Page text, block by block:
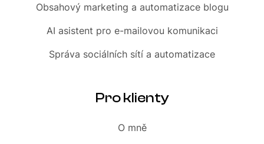
Obsahový marketing a automatizace blogu
AI asistent pro e-mailovou komunikaci
Správa sociálních sítí a automatizace
Pro klienty
O mně